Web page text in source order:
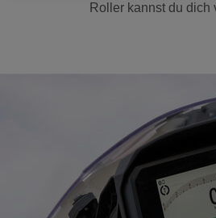
Roller kannst du dich